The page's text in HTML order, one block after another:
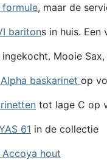
formule, maar de
baritons in huis. Een
Mooie
baskarinet op
tot lage C op
61 in de collectie
hout